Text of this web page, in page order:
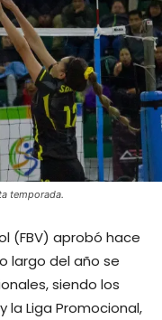
temporada.
(FBV) aprobó hace
largo del año se
siendo los
la Liga Promocional,